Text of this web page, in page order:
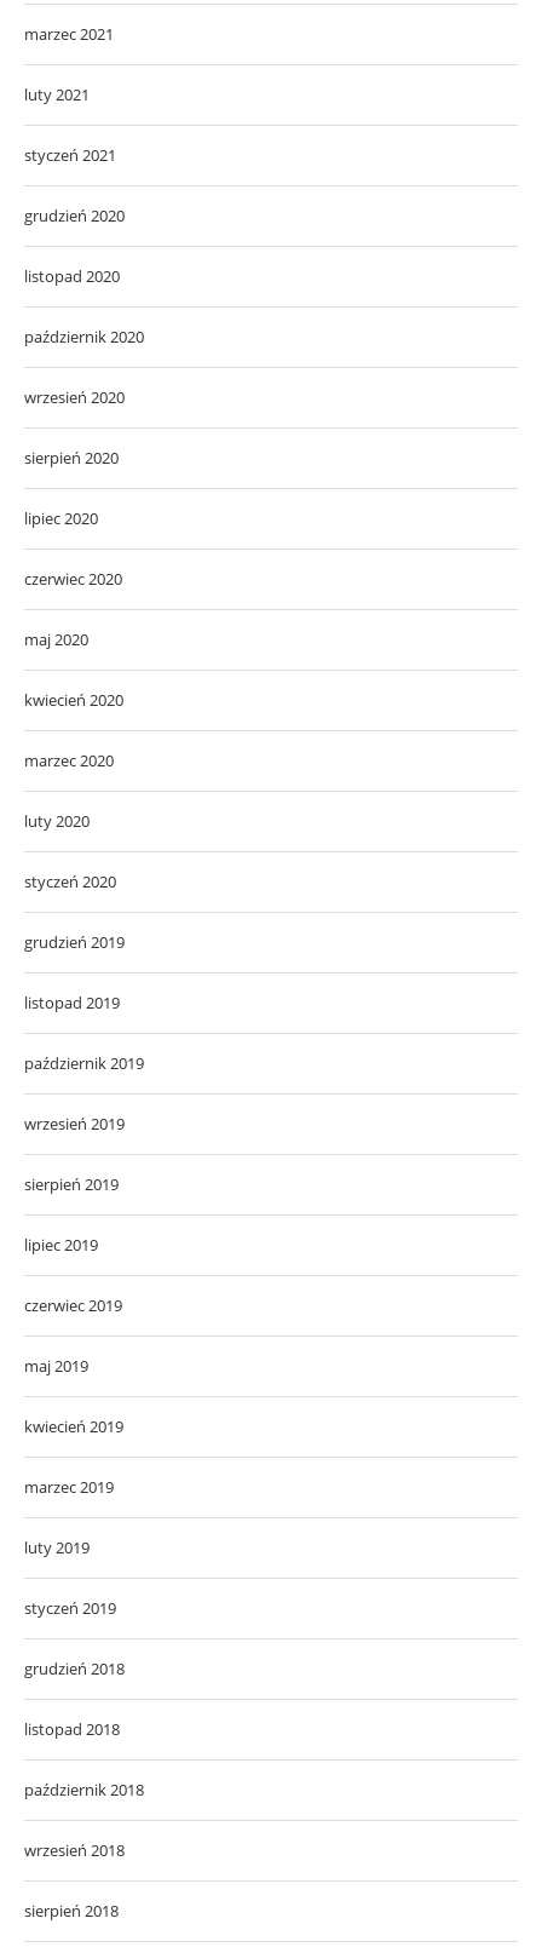
marzec 2021
luty 2021
styczeń 2021
grudzień 2020
listopad 2020
październik 2020
wrzesień 2020
sierpień 2020
lipiec 2020
czerwiec 2020
maj 2020
kwiecień 2020
marzec 2020
luty 2020
styczeń 2020
grudzień 2019
listopad 2019
październik 2019
wrzesień 2019
sierpień 2019
lipiec 2019
czerwiec 2019
maj 2019
kwiecień 2019
marzec 2019
luty 2019
styczeń 2019
grudzień 2018
listopad 2018
październik 2018
wrzesień 2018
sierpień 2018